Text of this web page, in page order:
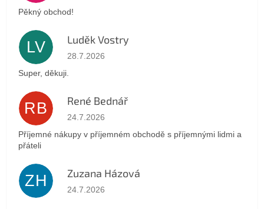
Pěkný obchod!
LV Luděk Vostry
Az áruház értékelése 5-ből 5 csillag.
28.7.2026
Super, děkuji.
RB René Bednář
Az áruház értékelése 5-ből 5 csillag.
24.7.2026
Příjemné nákupy v příjemném obchodě s příjemnými lidmi a
přáteli
ZH Zuzana Házová
Az áruház értékelése 5-ből 5 csillag.
24.7.2026